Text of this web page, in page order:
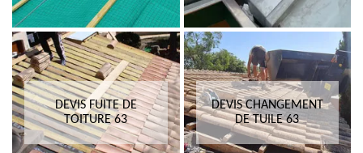
DEVIS FUITE DE
TOITURE 63
DEVIS CHANGEMENT
DE TUILE 63